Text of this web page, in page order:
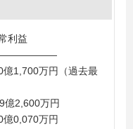
益
万円（過去最
2,600万円
0,070万円